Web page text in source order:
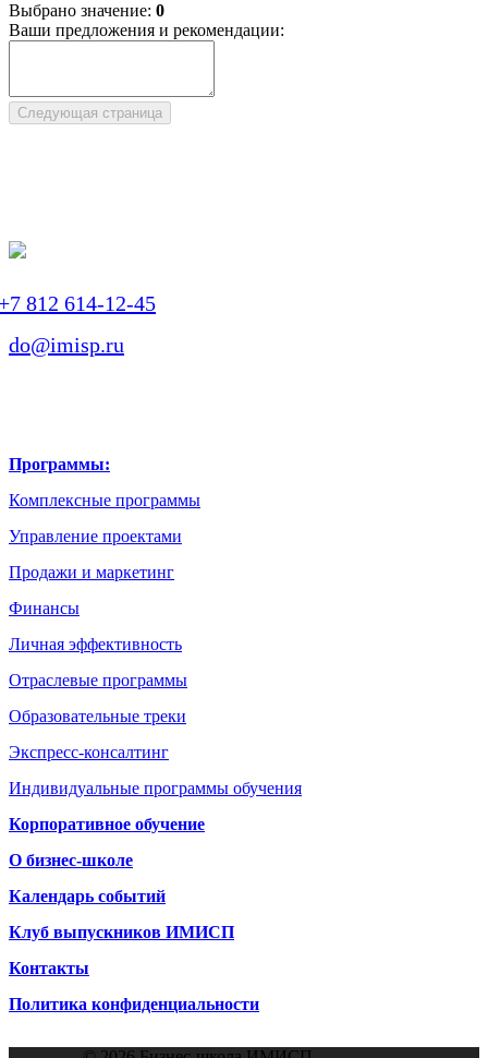
Выбрано значение: 0
Ваши предложения и рекомендации:
Следующая страница
812 614-12-45
do@imisp.ru
Программы:
Комплексные программы
Управление проектами
Продажи и маркетинг
Финансы
Личная эффективность
Отраслевые программы
Образовательные треки
Экспресс-консалтинг
Индивидуальные программы обучения
Корпоративное обучение
О бизнес-школе
Календарь событий
Клуб выпускников ИМИСП
Контакты
Политика конфиденциальности